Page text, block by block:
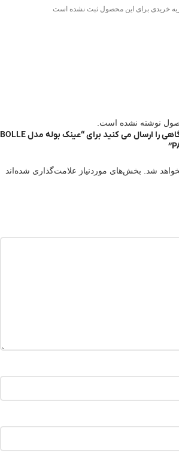
خریدی برای این محصول ثبت نشده است
نوشته نشده است.
اولین نفری باشید که دیدگاهی را ارسال می کنید برای “عینک بوله مدل BOLLE
شد. بخش‌های موردنیاز علامت‌گذاری شده‌اند